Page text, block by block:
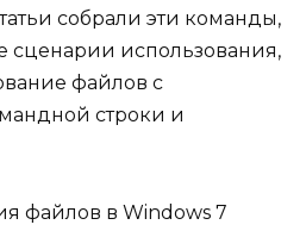
собрали эти команды,
сценарии использования,
файлов с
строки и
файлов в Windows 7